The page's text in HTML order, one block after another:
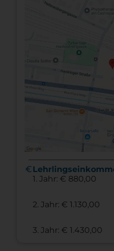
euro
1. Jahr: € 880,00
2. Jahr: € 1.130,00
3. Jahr: € 1.430,00